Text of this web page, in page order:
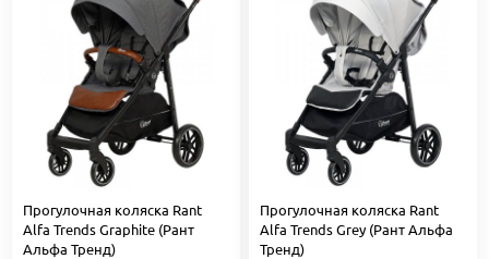
Прогулочная коляска Rant
Alfa Trends Graphite (Рант
Альфа Тренд)
Прогулочная коляска Rant
Alfa Trends Grey (Рант Альфа
Тренд)